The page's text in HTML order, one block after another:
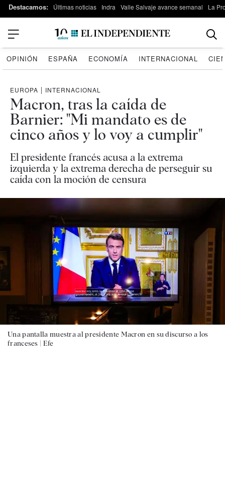
Destacamos: Últimas noticias Indra Valle Salvaje avance semanal La
OPINIÓN ESPAÑA ECONOMÍA INTERNACIONAL
EUROPA | INTERNACIONAL
Macron, tras la caída de
Barnier: "Mi mandato es de
cinco años y lo voy a cumplir"
El presidente francés acusa a la extrema
izquierda y la extrema derecha de perseguir su
caída con la moción de censura
Una pantalla muestra al presidente Macron en su discurso a los
franceses | Efe